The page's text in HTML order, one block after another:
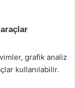
grafik analiz
kullanılabilir.